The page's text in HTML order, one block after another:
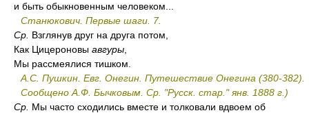
и быть обыкновенным человеком...
Станюкович. Первые шаги. 7.
Ср. Взглянув друг на друга потом,
Как Цицероновы авгуры
Мы рассмеялися тишком.
А.С. Пушкин. Евг. Онегин. Путешествие Онегина (380-382).
Сообщено А.Ф. Бычковым. Ср. "Русск. стар." янв. 1888 г.)
Ср. Мы часто сходились вместе и толковали вдвоем об